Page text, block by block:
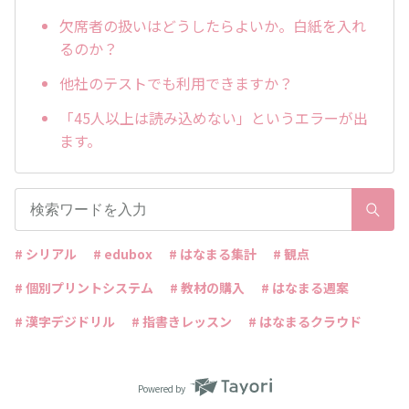
欠席者の扱いはどうしたらよいか。白紙を入れ
るのか？
他社のテストでも利用できますか？
「45人以上は読み込めない」というエラーが出
ます。
# シリアル # edubox # はなまる集計
# 観点
# 個別プリントシステム
# 教材の購入
# はなまる週案
# 漢字デジドリル
# 指書きレッスン # はなまるクラウド
Powered by